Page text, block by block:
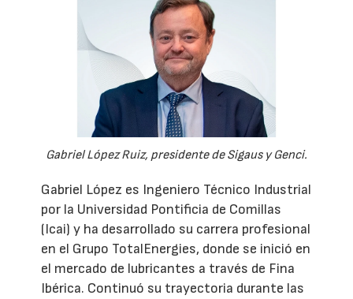
Gabriel López Ruiz, presidente de Sigaus y Genci.
Gabriel López es Ingeniero Técnico Industrial
por la Universidad Pontificia de Comillas
(Icai) y ha desarrollado su carrera profesional
en el Grupo TotalEnergies, donde se inició en
el mercado de lubricantes a través de Fina
Ibérica. Continuó su trayectoria durante las